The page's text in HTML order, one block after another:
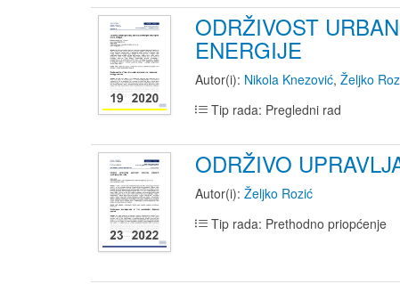
ODRŽIVOST
ENERGIJE
Autor(i): Nikola Knezović, Željko
Tip rada: Pregledni rad
ODRŽIVO
Autor(i): Željko Rozić
Tip rada: Prethodno priopćenje